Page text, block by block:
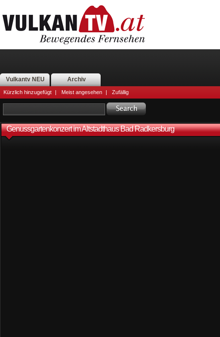
Vulkantv NEU Archiv
Kürzlich hinzugefügt | Meist angesehen | Zufällig
Genussgartenkonzert im Altstadthaus Bad Radkersburg